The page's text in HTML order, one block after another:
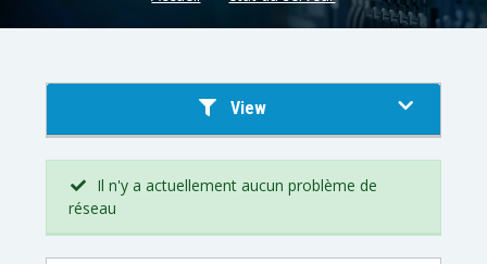
View
Il n'y a actuellement aucun problème de
réseau